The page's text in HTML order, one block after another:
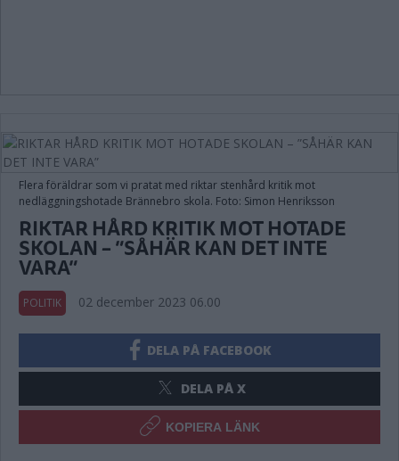
Flera föräldrar som vi pratat med riktar stenhård kritik mot
nedläggningshotade Brännebro skola. Foto: Simon Henriksson
RIKTAR HÅRD KRITIK MOT HOTADE
SKOLAN – ”SÅHÄR KAN DET INTE
VARA”
POLITIK 02 december 2023 06.00
DELA PÅ FACEBOOK
DELA PÅ X
KOPIERA LÄNK